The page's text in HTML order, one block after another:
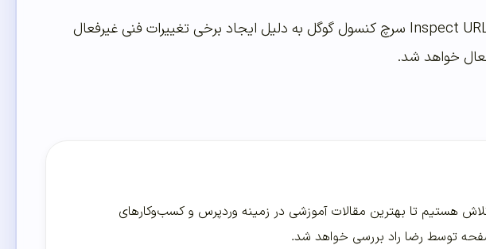
این اطلاعیه به معنای این است که از ۱۴ اکتبر ۲۰۲۰ تاکنون بخش Inspect URL سرچ کنسول گوگل به دلیل ایجاد برخی تغییرات فنی غیرفعال
خواهد شد.
هستیم تا بهترین مقالات آموزشی در زمینه وردپرس و کسب‌و‌کارهای
توسط رضا راد بررسی خواهد شد.